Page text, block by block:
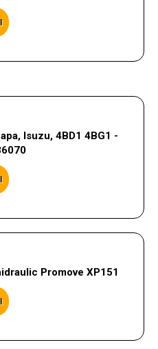
Isuzu, 4BD1 4BG1 -
Promove XP151